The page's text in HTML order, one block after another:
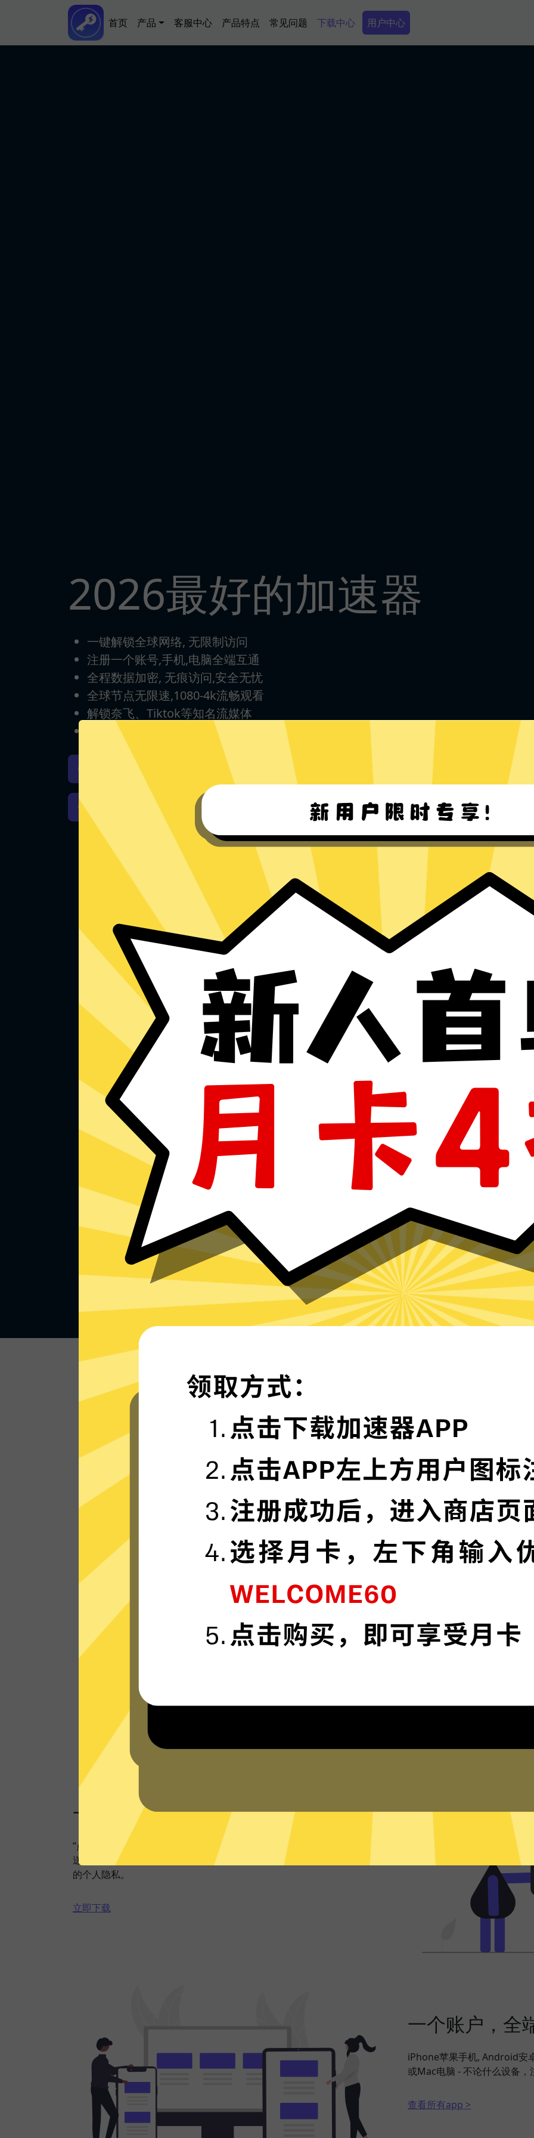
Main navigation
首页 产品 客服中心 产品特点 常见问题 下载中心 Secondary Menu
用户中心
2026最好的加速器
一键解锁全球网络, 无限制访问
注册一个账号,手机,电脑全端互通
全程数据加密, 无痕访问,安全无忧
全球节点无限速,1080-4k流畅观看
解锁奈飞、Tiktok等知名流媒体
每日签到打卡，永久免费使用
安卓下载 Win8-11 下载 Win7 下载
闪电般的连接速度
快闪加速器的服务器使用更新一代的”闪连“连
接技术，只为速度而生，可轻松支持4K流媒
看看其他人的评价
卓越的加密技术
快闪加速器采用最前沿的数据加密技术，使
您全面掌控您的网络隐私与安全。
下载快闪加速器
一键连接，无需任何繁琐配置
“点击加速”，一键轻松连接。不论您是观看视频、社交网络、海淘购物、发
送私密信息等，快闪加速器都能轻松帮你搞定，并在此基础上更好地保护您
的个人隐私。
立即下载
一个账户，全
iPhone苹果手机, Android安
或Mac电脑 - 不论什么设备
查看所有app >